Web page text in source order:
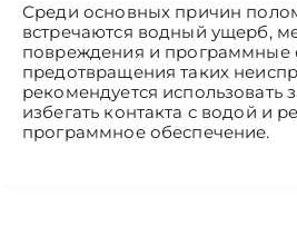
Среди основных причин
встречаются водный ущерб,
повреждения и программные
предотвращения таких
рекомендуется использовать
избегать контакта с водой и
программное обеспечение.